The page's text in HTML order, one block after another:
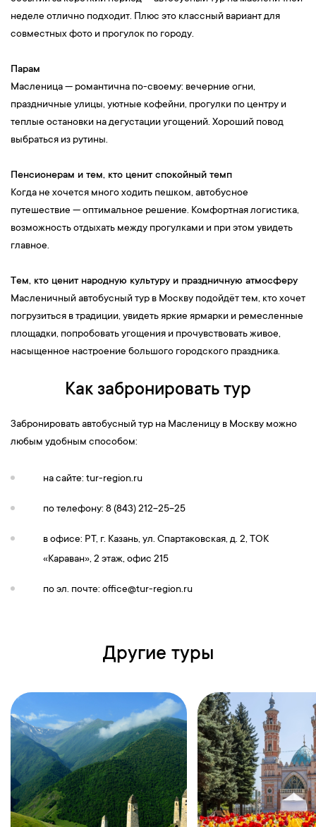
неделе отлично подходит. Плюс это классный вариант для
совместных фото и прогулок по городу.
Парам
Масленица — романтична по-своему: вечерние огни,
праздничные улицы, уютные кофейни, прогулки по центру и
теплые остановки на дегустации угощений. Хороший повод
выбраться из рутины.
Пенсионерам и тем, кто ценит спокойный темп
Когда не хочется много ходить пешком, автобусное
путешествие — оптимальное решение. Комфортная логистика,
возможность отдыхать между прогулками и при этом увидеть
главное.
Тем, кто ценит народную культуру и праздничную атмосферу
Масленичный автобусный тур в Москву подойдёт тем, кто хочет
погрузиться в традиции, увидеть яркие ярмарки и ремесленные
площадки, попробовать угощения и прочувствовать живое,
насыщенное настроение большого городского праздника.
Как забронировать тур
Забронировать автобусный тур на Масленицу в Москву можно
любым удобным способом:
на сайте: tur-region.ru
по телефону: 8 (843) 212-25-25
в офисе: РТ, г. Казань, ул. Спартаковская, д. 2, ТОК
«Караван», 2 этаж, офис 215
по эл. почте: office@tur-region.ru
Другие туры